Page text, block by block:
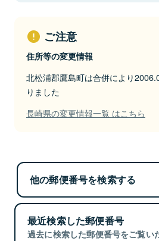
ご注意
住所等の変更情報
北松浦郡鷹島町は合併により
りました
長崎県の変更情報一覧 はこちら
他の郵便番号を検索する
最近検索した郵便番号
過去に検索した郵便番号をご覧い